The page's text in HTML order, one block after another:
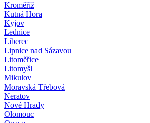
Kroměříž
Kutná Hora
Kyjov
Lednice
Liberec
Lipnice nad Sázavou
Litoměřice
Litomyšl
Mikulov
Moravská Třebová
Neratov
Nové Hrady
Olomouc